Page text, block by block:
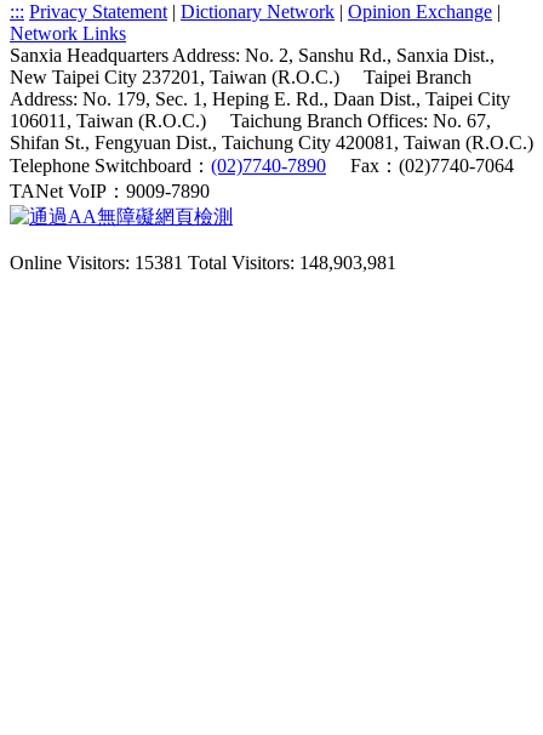
::: Privacy Statement| Dictionary Network | Opinion Exchange |
Network Links
Sanxia Headquarters Address: No. 2, Sanshu Rd., Sanxia Dist.,
New Taipei City 237201, Taiwan (R.O.C.)
Taipei Branch
Address: No. 179, Sec. 1, Heping E. Rd., Daan Dist., Taipei City
106011, Taiwan (R.O.C.)
Taichung Branch Offices: No. 67,
Shifan St., Fengyuan Dist., Taichung City 420081, Taiwan (R.O.C.)
Telephone Switchboard： (02)7740-7890
Fax：(02)7740-7064
TANet VoIP：9009-7890
Online Visitors: 15381 Total Visitors: 148,903,981